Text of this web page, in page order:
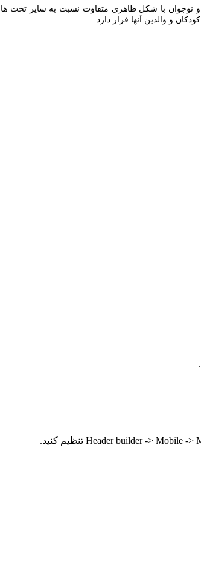
تولید تخت خواب های کودک و نوجوان با شکل ظاهری متفاوت
و والدین آنها قرار دارد .
.